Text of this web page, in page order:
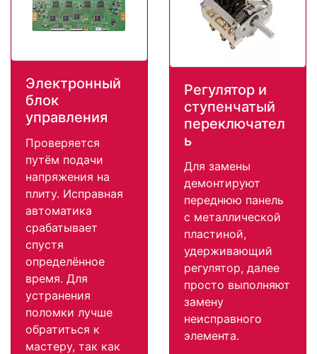
Электронный
блок
управления
Проверяется
путём подачи
напряжения на
плиту. Исправная
автоматика
срабатывает
спустя
определённое
время. Для
устранения
поломки лучше
обратиться к
мастеру, так как
Регулятор и
ступенчатый
переключател
ь
Для замены
демонтируют
переднюю панель
с металлической
пластиной,
удерживающий
регулятор, далее
просто выполняют
замену
неисправного
элемента.